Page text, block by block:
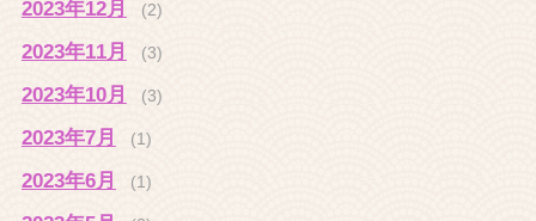
2023年12月 (2)
2023年11月 (3)
2023年10月 (3)
2023年7月 (1)
2023年6月 (1)